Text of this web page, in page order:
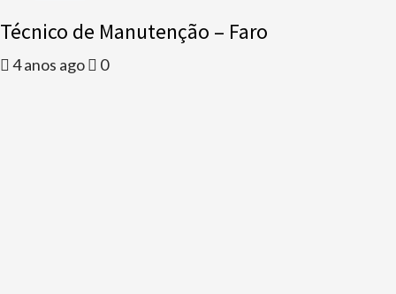
Técnico de Manutenção – Faro
4 anos ago 0